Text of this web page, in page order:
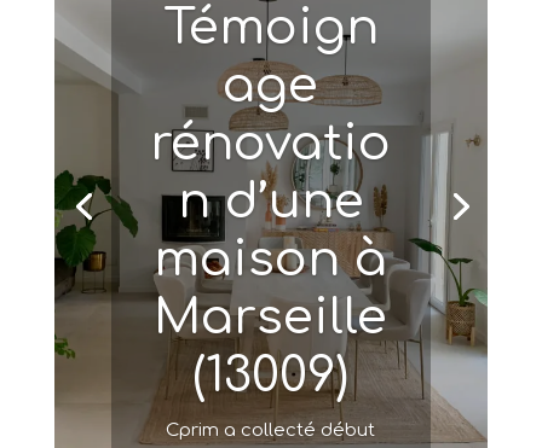
Témoign
age
rénovatio
n d’une
maison à
Marseille
(13009)
Cprim a collecté début